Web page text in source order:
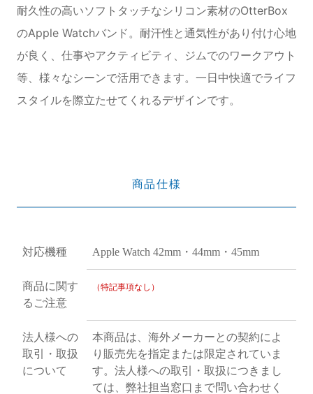
耐久性の高いソフトタッチなシリコン素材のOtterBox
のApple Watchバンド。耐汗性と通気性があり付け心地
が良く、仕事やアクティビティ、ジムでのワークアウト
等、様々なシーンで活用できます。一日中快適でライフ
スタイルを際立たせてくれるデザインです。
商品仕様
対応機種 Apple Watch 42mm・44mm・45mm
商品に関す
るご注意
（特記事項なし）
法人様への
取引・取扱
について
本商品は、海外メーカーとの契約によ
り販売先を指定または限定されていま
す。法人様への取引・取扱につきまし
ては、弊社担当窓口まで問い合わせく